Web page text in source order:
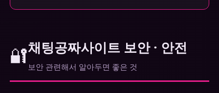
🔐채팅공짜사이트 보안 · 안전
보안 관련해서 알아두면 좋은 것